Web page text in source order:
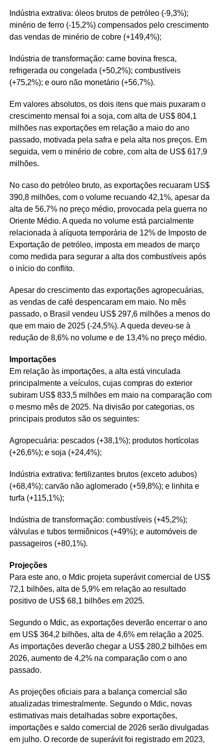
Indústria extrativa: óleos brutos de petróleo (-9,3%);
minério de ferro (-15,2%) compensados pelo crescimento
das vendas de minério de cobre (+149,4%);
Indústria de transformação: carne bovina fresca,
refrigerada ou congelada (+50,2%); combustíveis
(+75,2%); e ouro não monetário (+56,7%).
Em valores absolutos, os dois itens que mais puxaram o
crescimento mensal foi a soja, com alta de US$ 804,1
milhões nas exportações em relação a maio do ano
passado, motivada pela safra e pela alta nos preços. Em
seguida, vem o minério de cobre, com alta de US$ 617,9
milhões.
No caso do petróleo bruto, as exportações recuaram US$
390,8 milhões, com o volume recuando 42,1%, apesar da
alta de 56,7% no preço médio, provocada pela guerra no
Oriente Médio. A queda no volume está parcialmente
relacionada à alíquota temporária de 12% de Imposto de
Exportação de petróleo, imposta em meados de março
como medida para segurar a alta dos combustíveis após
o início do conflito.
Apesar do crescimento das exportações agropecuárias,
as vendas de café despencaram em maio. No mês
passado, o Brasil vendeu US$ 297,6 milhões a menos do
que em maio de 2025 (-24,5%). A queda deveu-se à
redução de 8,6% no volume e de 13,4% no preço médio.
Importações
Em relação às importações, a alta está vinculada
principalmente a veículos, cujas compras do exterior
subiram US$ 833,5 milhões em maio na comparação com
o mesmo mês de 2025. Na divisão por categorias, os
principais produtos são os seguintes:
Agropecuária: pescados (+38,1%); produtos hortícolas
(+26,6%); e soja (+24,4%);
Indústria extrativa: fertilizantes brutos (exceto adubos)
(+68,4%); carvão não aglomerado (+59,8%); e linhita e
turfa (+115,1%);
Indústria de transformação: combustíveis (+45,2%);
válvulas e tubos termiônicos (+49%); e automóveis de
passageiros (+80,1%).
Projeções
Para este ano, o Mdic projeta superávit comercial de US$
72,1 bilhões, alta de 5,9% em relação ao resultado
positivo de US$ 68,1 bilhões em 2025.
Segundo o Mdic, as exportações deverão encerrar o ano
em US$ 364,2 bilhões, alta de 4,6% em relação a 2025.
As importações deverão chegar a US$ 280,2 bilhões em
2026, aumento de 4,2% na comparação com o ano
passado.
As projeções oficiais para a balança comercial são
atualizadas trimestralmente. Segundo o Mdic, novas
estimativas mais detalhadas sobre exportações,
importações e saldo comercial de 2026 serão divulgadas
em julho. O recorde de superávit foi registrado em 2023,